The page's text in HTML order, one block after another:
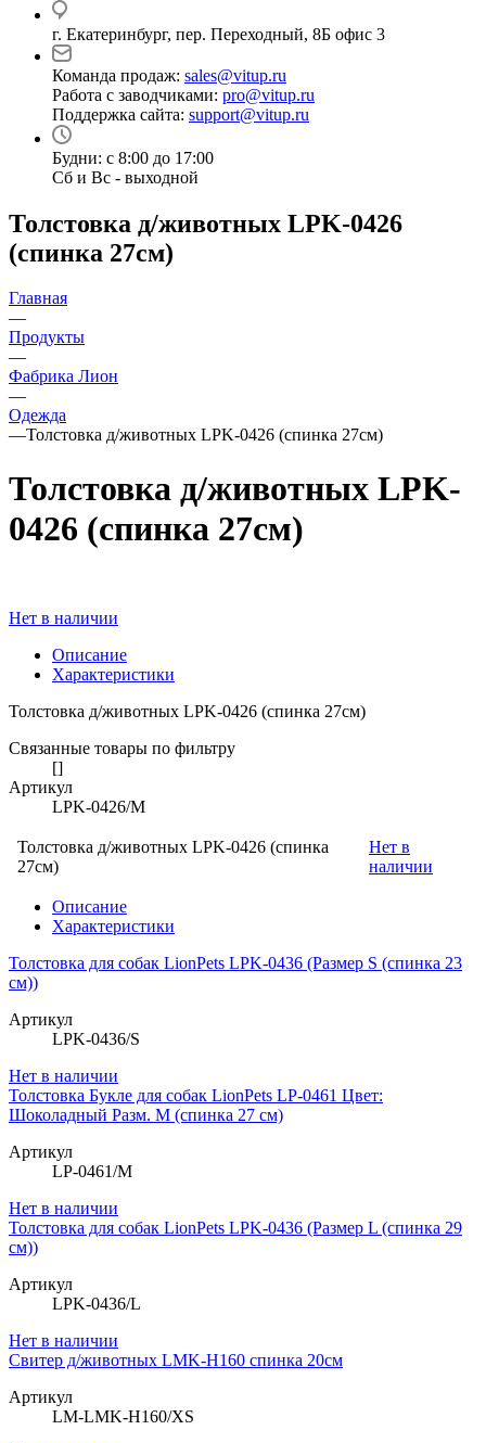
г. Екатеринбург, пер. Переходный, 8Б офис 3
Команда продаж: sales@vitup.ru
Работа с заводчиками: pro@vitup.ru
Поддержка сайта: support@vitup.ru
Будни: с 8:00 до 17:00
Сб и Вс - выходной
Толстовка д/животных LPK-0426
(спинка 27см)
Главная
—
Продукты
—
Фабрика Лион
—
Одежда
—Толстовка д/животных LPK-0426 (спинка 27см)
Толстовка д/животных LPK-
0426 (спинка 27см)
Нет в наличии
Описание
Характеристики
Толстовка д/животных LPK-0426 (спинка 27см)
Связанные товары по фильтру
[]
Артикул
LPK-0426/M
Толстовка д/животных LPK-0426 (спинка
27см)
Нет в
наличии
Описание
Характеристики
Толстовка для собак LionPets LPK-0436 (Размер S (спинка 23
см))
Артикул
LPK-0436/S
Нет в наличии
Толстовка Букле для собак LionPets LP-0461 Цвет:
Шоколадный Разм. M (спинка 27 см)
Артикул
LP-0461/M
Нет в наличии
Толстовка для собак LionPets LPK-0436 (Размер L (спинка 29
см))
Артикул
LPK-0436/L
Нет в наличии
Свитер д/животных LMK-H160 спинка 20см
Артикул
LM-LMK-H160/XS